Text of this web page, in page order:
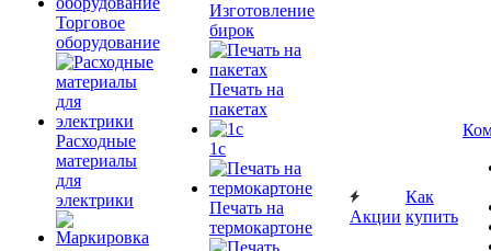
Торговое
оборудование
Расходные
материалы
для
электрики
Изготовление
бирок
Печать на
пакетах
1c
Печать на
термокартоне
Акции
Как
купить